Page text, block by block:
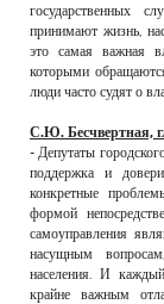
государственных
принимают жизнь,
это самая важная
которыми
люди часто судят о
С.Ю. Бесчвертная,
- Депутаты
поддержка и
конкретные
формой
самоуправления
насущным
населения. И
крайне важным